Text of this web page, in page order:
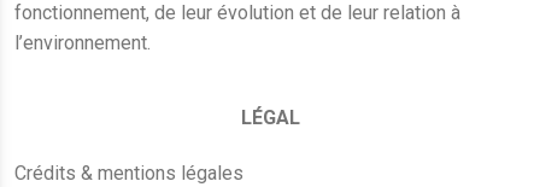
fonctionnement, de leur évolution et de leur relation à
l’environnement.
LÉGAL
Crédits & mentions légales